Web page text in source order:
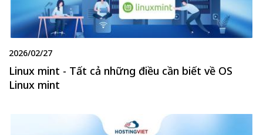
2026/02/27
Linux mint - Tất cả những điều cần biết về OS
Linux mint